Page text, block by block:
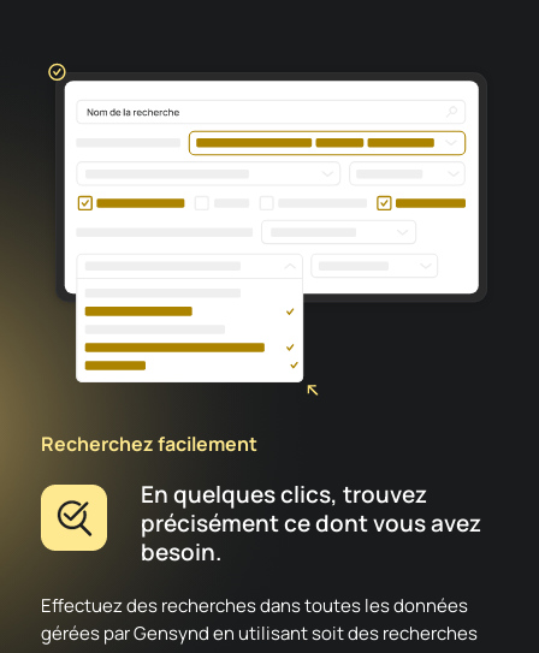
Recherchez facilement
En quelques clics, trouvez
précisément ce dont vous avez
besoin.
Effectuez des recherches dans toutes les données
gérées par Gensynd en utilisant soit des recherches